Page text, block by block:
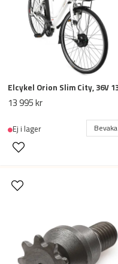
13 995 kr
Ej i lager Bevaka